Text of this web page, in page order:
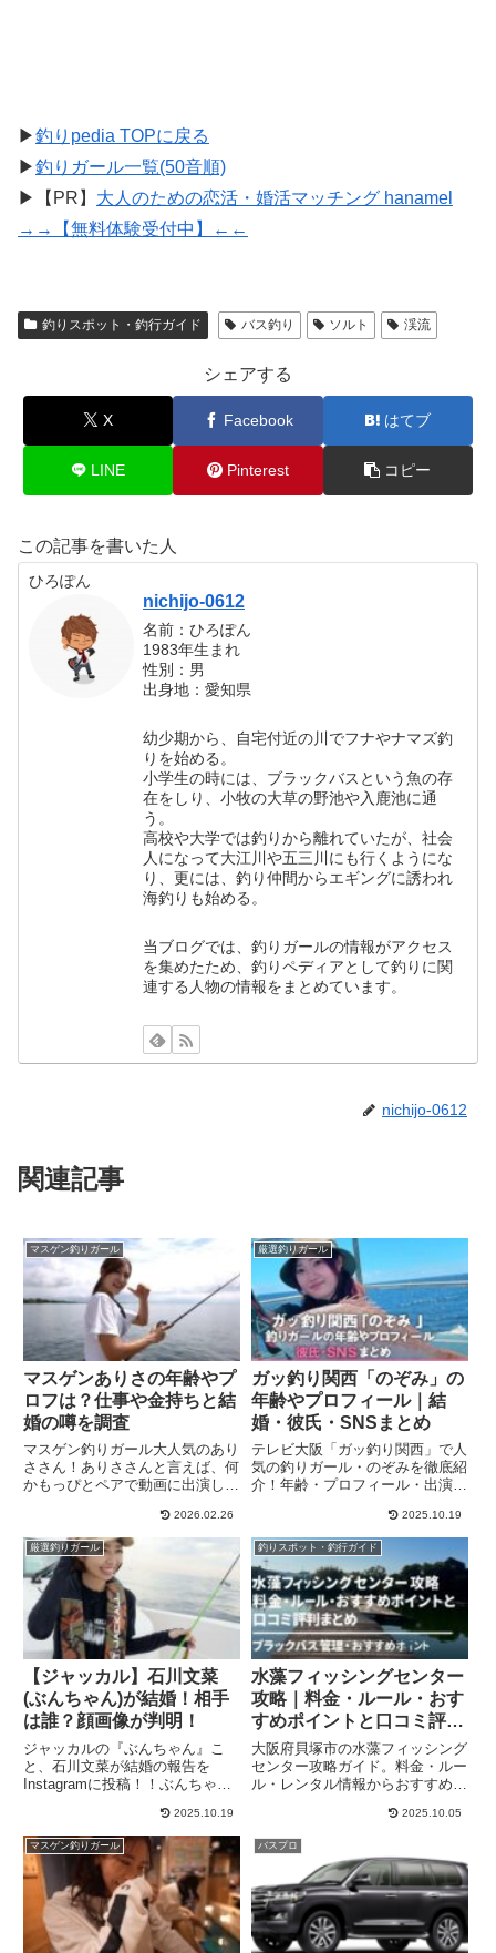
▶釣りpedia TOPに戻る
▶釣りガール一覧(50音順)
▶【PR】 大人のための恋活・婚活マッチング hanamel
→→【無料体験受付中】←←
釣りスポット・釣行ガイド バス釣り ソルト 渓流
シェアする
X Facebook はてブ
LINE Pinterest コピー
この記事を書いた人
ひろぽん
nichijo-0612
名前：ひろぽん
1983年生まれ
性別：男
出身地：愛知県
幼少期から、自宅付近の川でフナやナマズ釣
りを始める。
小学生の時には、ブラックバスという魚の存
在をしり、小牧の大草の野池や入鹿池に通
う。
高校や大学では釣りから離れていたが、社会
人になって大江川や五三川にも行くようにな
り、更には、釣り仲間からエギングに誘われ
海釣りも始める。
当ブログでは、釣りガールの情報がアクセス
を集めたため、釣りペディアとして釣りに関
連する人物の情報をまとめています。
nichijo-0612
関連記事
マスゲン釣りガール
マスゲンありさの年齢やプ
ロフは？仕事や金持ちと結
婚の噂を調査
マスゲン釣りガール大人気のあり
ささん！ありささんと言えば、何
かもっぴとペアで動画に出演して
謎多き人物でもありますね！！そ
んなありささんは、金持ちと噂
で、仕事がそんなに高給取りなの
か？ご両親が金持ちなのか？金持
ち...
2026.02.26
厳選釣りガール
ガッ釣り関西「のぞみ」の
年齢やプロフィール｜結
婚・彼氏・SNSまとめ
テレビ大阪「ガッ釣り関西」で人
気の釣りガール・のぞみを徹底紹
介！年齢・プロフィール・出演番
Instagram）情報までまとめまし
た。電車釣行で年間160回以上釣
りに行くトレインアングラーの魅
力に迫ります。
2025.10.19
厳選釣りガール
【ジャッカル】石川文菜
(ぶんちゃん)が結婚！相手
は誰？顔画像が判明！
ジャッカルの『ぶんちゃん』こ
と、石川文菜が結婚の報告を
Instagramに投稿！！ぶんちゃん
ジャッカルの社員としてだけでな
く、釣りガールとしても人気の高
い人物でしたよね！！元アングラ
ーズアイドルから、ジ...
2025.10.19
釣りスポット・釣行ガイド
水藻フィッシングセンター
攻略｜料金・ルール・おす
すめポイントと口コミ評判
まとめ
大阪府貝塚市の水藻フィッシング
センター攻略ガイド。料金・ルー
ル・レンタル情報からおすすめポ
説。初心者や家族連れでも安心し
て楽しめるブラックバス＆ヘラブ
ナ管理釣り場です。
2025.10.05
マスゲン釣りガール バスプロ